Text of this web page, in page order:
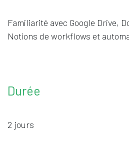
Familiarité avec Google Drive,
Notions de workflows et
Durée
2 jours